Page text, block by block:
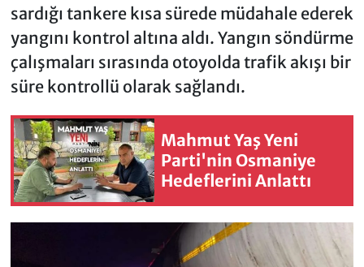
sardığı tankere kısa sürede müdahale ederek
yangını kontrol altına aldı. Yangın söndürme
çalışmaları sırasında otoyolda trafik akışı bir
süre kontrollü olarak sağlandı.
Mahmut Yaş Yeni
Parti'nin Osmaniye
Hedeflerini Anlattı